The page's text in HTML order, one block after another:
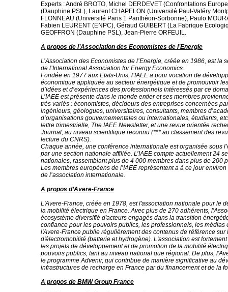
Experts : André BROTO, Michel DERDEVET (Confrontations
(Dauphine PSL), Laurent CHAPELON (Université Paul-Valéry
FLONNEAU (Université Paris 1 Panthéon-Sorbonne), Paulo
Fabien LEURENT (ENPC), Géraud GUIBERT (La Fabrique
GEOFFRON (Dauphine PSL), Jean-Pierre ORFEUIL.
A propos de l’Association des Economistes de l’Energie
L’Association des Economistes de l’Energie, créée en 1986, est la
de l’International Association for Energy Economics.
Fondée en 1977 aux Etats-Unis, l’IAEE a pour vocation de
économique appliquée au secteur énergétique et de promouvoir
d’idées et d’expériences des professionnels intéressés par ce
L’IAEE est présente dans le monde entier et ses membres
très variés : économistes, décideurs des entreprises concernées
ingénieurs, géologues, universitaires, consultants, membres
d’organisations gouvernementales ou internationales, étudiants,
lettre trimestrielle, The IAEE Newsletter, et une revue orientée
Journal, au niveau scientifique reconnu (*** au classement des
lecture du CNRS).
Chaque année, une conférence internationale est organisée sous
par une section nationale affiliée. L’IAEE compte actuellement 24
nationales, rassemblant plus de 4 000 membres dans plus de 200
Les membres européens de l’IAEE représentent a à ce jour environ
de l’association internationale.
A propos d’Avere-France
L'Avere-France, créée en 1978, est l'association nationale pour le
la mobilité électrique en France. Avec plus de 270 adhérents,
écosystème diversifié d'acteurs engagés dans la transition
confiance pour les pouvoirs publics, les professionnels, les médias
l'Avere-France publie régulièrement des contenus de référence sur
d'électromobilité (batterie et hydrogène). L'association est
les projets de développement et de promotion de la mobilité
pouvoirs publics, tant au niveau national que régional. De plus,
le programme Advenir, qui contribue de manière significative au
infrastructures de recharge en France par du financement et de la
A propos de BMW Group France